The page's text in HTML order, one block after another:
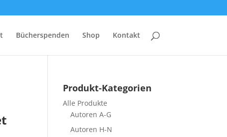
Bücherspenden Shop Kontakt
Produkt-Kategorien
Alle Produkte
Autoren A-G
Autoren H-N